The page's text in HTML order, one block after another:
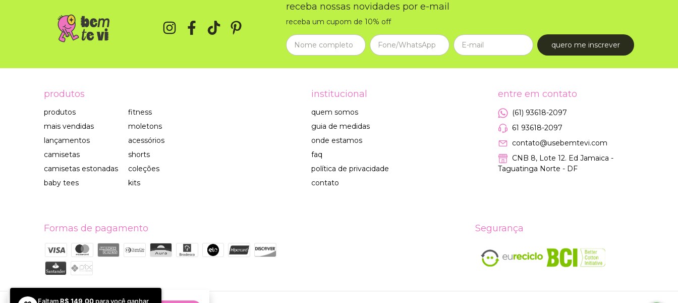
Ao navegar por este sitevocê
receba nossas novidades por e-mail
receba um cupom de 10% off
produtos
produtos
mais vendidas
lançamentos
camisetas
camisetas estonadas
baby tees
fitness
moletons
acessórios
shorts
coleções
kits
institucional
quem somos
guia de medidas
onde estamos
faq
política de privacidade
contato
entre em contato
(61) 93618-2097
61 93618-2097
contato@usebemtevi.com
CNB 8, Lote 12. Ed Jamaica -
Taguatinga Norte - DF
Formas de pagamento Segurança
FaltamR$ 149,00 para você ganhar